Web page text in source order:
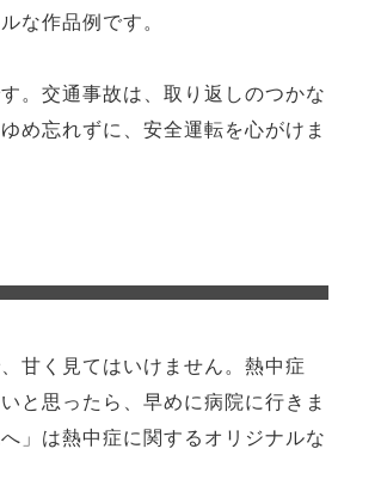
な作品例です。
。交通事故は、取り返しのつかな
め忘れずに、安全運転を心がけま
甘く見てはいけません。熱中症
と思ったら、早めに病院に行きま
」は熱中症に関するオリジナルな